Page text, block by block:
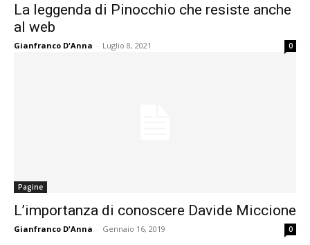
La leggenda di Pinocchio che resiste anche
al web
Gianfranco D'Anna - Luglio 8, 2021 0
Pagine
L’importanza di conoscere Davide Miccione
Gianfranco D'Anna - Gennaio 16, 2019 0